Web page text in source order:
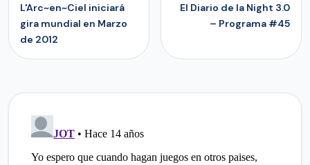
L'Arc~en~Ciel iniciará
gira mundial en Marzo
de 2012
El Diario de la Night 3.0
– Programa #45